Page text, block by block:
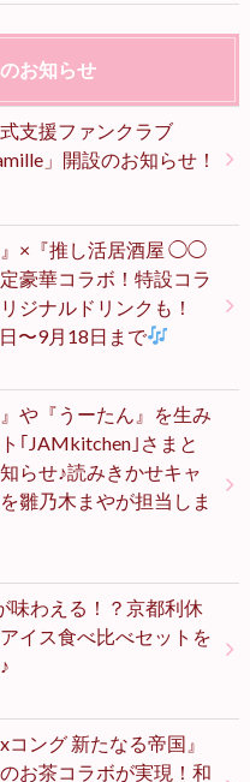
お知らせ
支援ファンクラブ
」開設のお知らせ！
』×『推し活居酒屋 ◯◯
豪華コラボ！特設コラ
ジナルドリンクも！
〜9月18日まで
』や『うーたん』を生み
｢JAMkitchen｣さまと
らせ♪読みきかせキャ
雛乃木まやが担当しま
味わえる！？京都利休
イス食べ比べセットを
ング 新たなる帝国』
お茶コラボが実現！和